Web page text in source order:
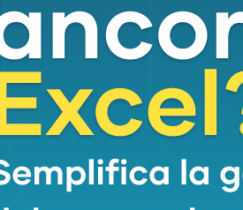
urbana britannica. Il nostro
L’Italia andrà incontro a
le temperature toccheranno
pianure del Nord e su tutte
e Roma sperimenteranno
percepiti ancora di più a
dopo il tramonto. I
24-25°C (Notti super